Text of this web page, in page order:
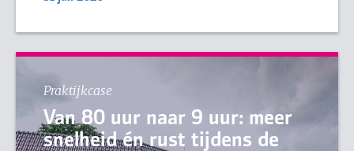
Praktijkcase
Van 80 uur naar 9 uur: meer
snelheid én rust tijdens de